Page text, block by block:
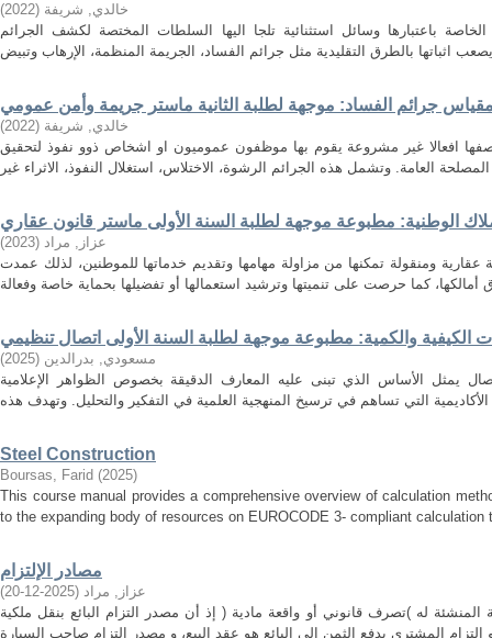
خالدي, شريفة (
2022
)
باعتبارها وسائل استثنائية تلجا اليها السلطات المختصة لكشف الجرائم
جرائم الفساد: موجهة لطلبة الثانية ماستر جريمة وأمن عمومي
خالدي, شريفة (
2022
)
افعالا غير مشروعة يقوم بها موظفون عموميون او اشخاص ذوو نفوذ لتحقيق
الوطنية: مطبوعة موجهة لطلبة السنة الأولى ماستر قانون عقاري
عزاز, مراد (
2023
)
عقارية ومنقولة تمكنها من مزاولة مهامها وتقديم خدماتها للموطنين، لذلك عمدت
الكيفية والكمية: مطبوعة موجهة لطلبة السنة الأولى اتصال تنظيمي
مسعودي, بدرالدين (
2025
)
يمثل الأساس الذي تبنى عليه المعارف الدقيقة بخصوص الظواهر الإعلامية
Steel Construction
Boursas, Farid (2025)
This course manual provides a comprehensive overview of calculation
to the expanding body of resources on EUROCODE 3- compliant
مصادر الإلتزام
عزاز, مراد (
2025-12-20
)
المنشئة له )تصرف قانوني أو واقعة مادية ( إذ أن مصدر التزام البائع بنقل ملكية